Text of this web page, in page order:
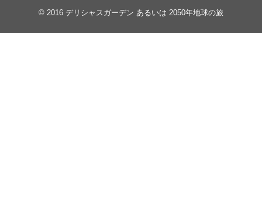
© 2016 デリシャスガーデン あるいは 2050年地球の旅